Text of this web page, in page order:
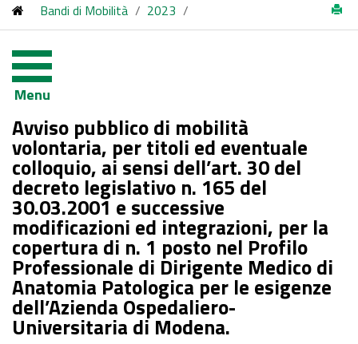
Bandi di Mobilità / 2023 /
colloquio, ai sensi dell’art. 30 del decreto legislativo n. 165 del
30.03.2001 e successive modificazioni ed integrazioni, per la
copertura di n. 1 posto nel Profilo Professionale di Dirigente
Medico di Anatomia Patologica per le esigenze dell’Azienda
Ospedaliero-Universitaria di Modena.
Menu
Avviso pubblico di mobilità
volontaria, per titoli ed eventuale
colloquio, ai sensi dell’art. 30 del
decreto legislativo n. 165 del
30.03.2001 e successive
modificazioni ed integrazioni, per la
copertura di n. 1 posto nel Profilo
Professionale di Dirigente Medico di
Anatomia Patologica per le esigenze
dell’Azienda Ospedaliero-
Universitaria di Modena.